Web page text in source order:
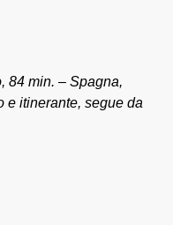
84 min. – Spagna,
e itinerante, segue da